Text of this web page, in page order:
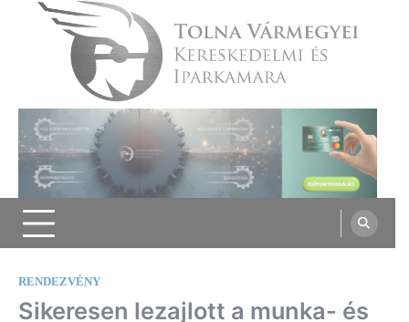
Tolna Vármegyei Kereskedelmi és
Iparkamara
RENDEZVÉNY
Sikeresen lezajlott a munka- és